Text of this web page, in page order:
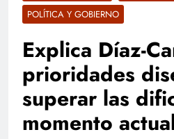
POLÍTICA Y GOBIERNO
Explica Díaz-
prioridades
superar las
momento